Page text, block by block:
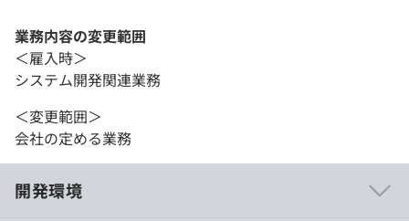
業務内容の変更範囲
＜雇入時＞
システム開発関連業務
＜変更範囲＞
会社の定める業務
開発環境